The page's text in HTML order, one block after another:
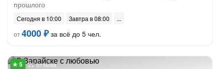
прошлого
Сегодня в 10:00
Завтра в 08:00
от4000 ₽за всё до 5 чел.
22 отзыва